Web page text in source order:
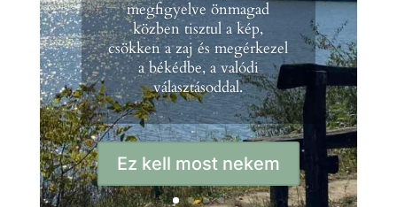
megfigyelve önmagad
közben tisztul a kép,
csökken a zaj és megérkezel
a békédbe, a valódi
választásoddal.
Ez kell most nekem